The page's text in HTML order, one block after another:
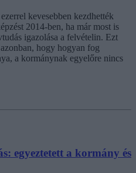
kevesebben kezdhették
2014-ben, ha már most is
igazolása a felvételin. Ezt
hogy hogyan fog
a kormánynak egyelőre nincs
egyeztetett a kormány és